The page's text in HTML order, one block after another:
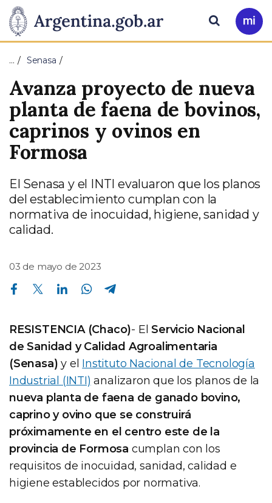
Presidencia
de
Nación
Pasar al contenido principal
Ir
a
Buscar
… Senasa
Avanza proyecto de nueva
planta de faena de bovinos,
caprinos y ovinos en
Formosa
El Senasa y el INTI evaluaron que los planos
del establecimiento cumplan con la
normativa de inocuidad, higiene, sanidad y
calidad.
03 de mayo de 2023
Compartir en Facebook Compartir en Twitter Compartir en Linkedin Compartir en Whatsapp
RESISTENCIA (Chaco)- ElServicio Nacional
de Sanidad y Calidad Agroalimentaria
(Senasa) y el Instituto Nacional de Tecnología
Industrial (INTI) analizaron que los planos de la
nueva planta de faena de ganado bovino,
caprino y ovino que se construirá
próximamente en el centro este de la
provincia de Formosa cumplan con los
requisitos de inocuidad, sanidad, calidad e
higiene establecidos por normativa.